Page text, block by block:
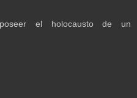
el holocausto de un